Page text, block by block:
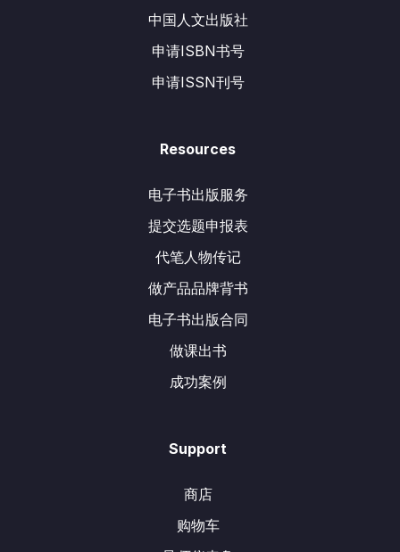
中国人文出版社
申请ISBN书号
申请ISSN刊号
Resources
电子书出版服务
提交选题申报表
代笔人物传记
做产品品牌背书
电子书出版合同
做课出书
成功案例
Support
商店
购物车